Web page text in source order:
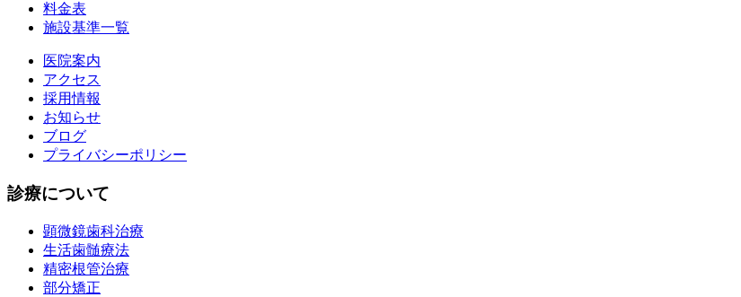
料金表
施設基準一覧
医院案内
アクセス
採用情報
お知らせ
ブログ
プライバシーポリシー
診療について
顕微鏡歯科治療
生活歯髄療法
精密根管治療
部分矯正